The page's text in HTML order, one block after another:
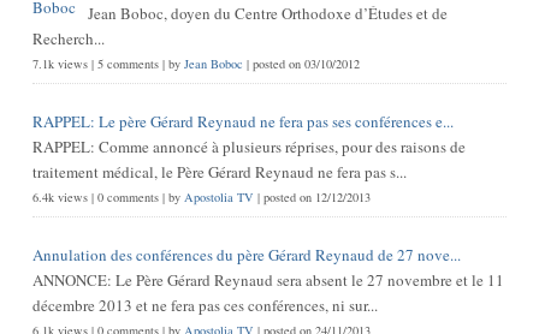
Jean Boboc, doyen du Centre Orthodoxe d’Études et de
Recherch...
7.1k views| 5 comments| by Jean Boboc | posted on 03/10/2012
RAPPEL: Le père Gérard Reynaud ne fera pas ses conférences e...
RAPPEL: Comme annoncé à plusieurs réprises, pour des raisons de
traitement médical, le Père Gérard Reynaud ne fera pas s...
6.4k views| 0 comments| by Apostolia TV | posted on 12/12/2013
Annulation des conférences du père Gérard Reynaud de 27 nove...
ANNONCE: Le Père Gérard Reynaud sera absent le 27 novembre et le 11
décembre 2013 et ne fera pas ces conférences, ni sur...
6.1k views| 0 comments| by Apostolia TV | posted on 24/11/2013